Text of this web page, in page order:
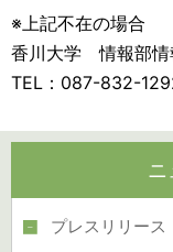
※上記不在の場合
香川大学 情報部情
TEL：087-832-
ニ
プレスリリース